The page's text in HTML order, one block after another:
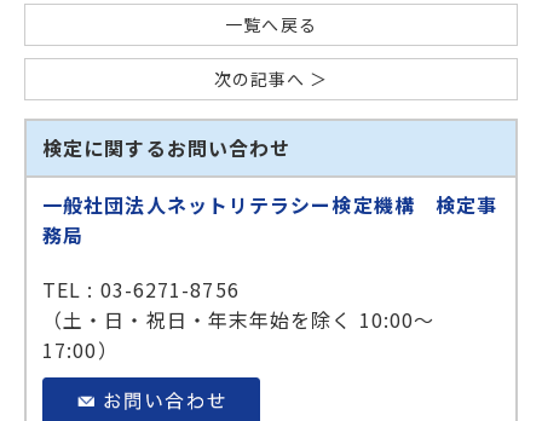
一覧へ戻る
次の記事へ ＞
検定に関するお問い合わせ
一般社団法人ネットリテラシー検定機構 検定事
務局
TEL : 03-6271-8756
（土・日・祝日・年末年始を除く 10:00～
17:00）